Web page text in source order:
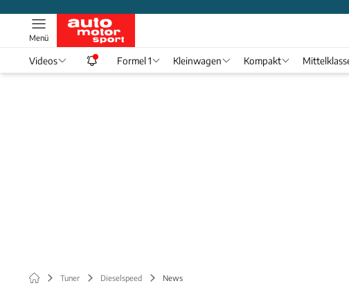
Menü
Videos Formel 1 Kleinwagen Kompakt
Tuner Dieselspeed News